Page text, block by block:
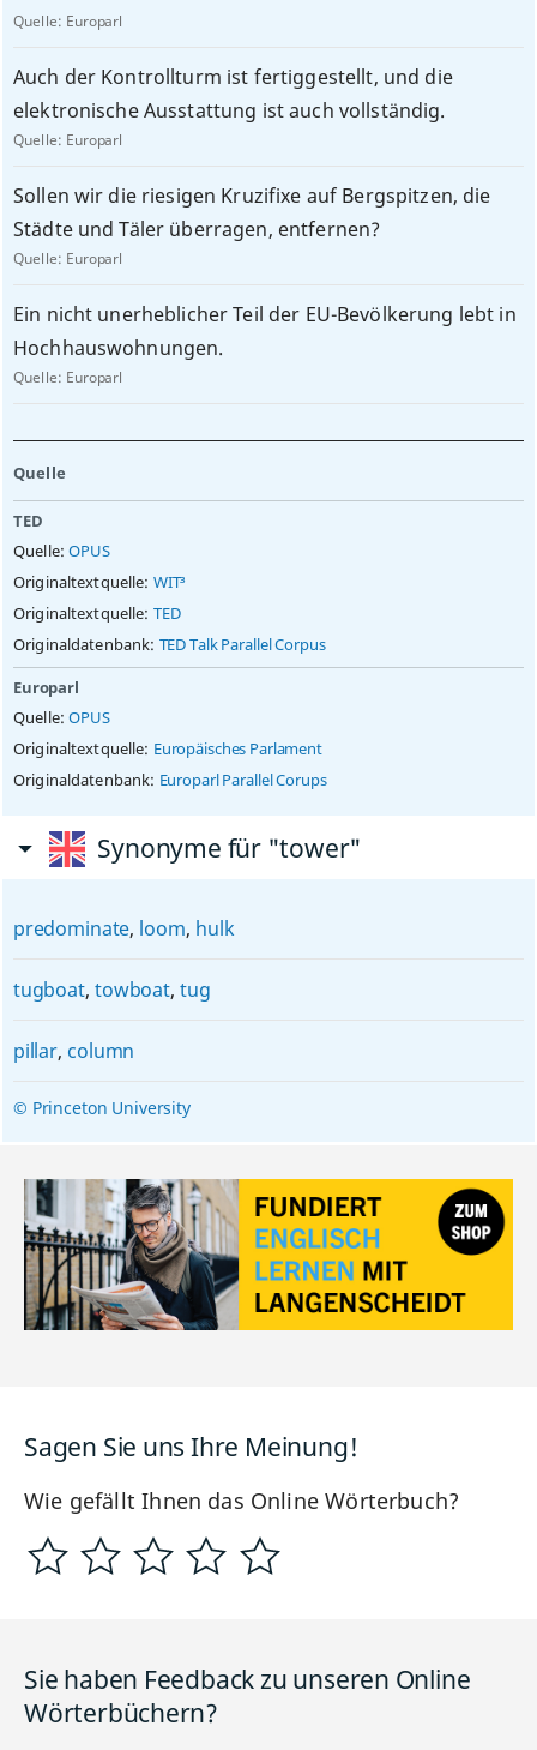
Quelle: Europarl
Auch der Kontrollturm ist fertiggestellt, und die
elektronische Ausstattung ist auch vollständig.
Quelle: Europarl
Sollen wir die riesigen Kruzifixe auf Bergspitzen, die
Städte und Täler überragen, entfernen?
Quelle: Europarl
Ein nicht unerheblicher Teil der EU-Bevölkerung lebt in
Hochhauswohnungen.
Quelle: Europarl
Quelle
TED
Quelle:OPUS
Originaltextquelle: WIT³
Originaltextquelle: TED
Originaldatenbank: TED Talk Parallel Corpus
Europarl
Quelle:OPUS
Originaltextquelle: Europäisches Parlament
Originaldatenbank: Europarl Parallel Corups
Synonyme für "tower"
predominate, loom, hulk
tugboat,towboat,tug
pillar, column
© Princeton University
Sagen Sie uns Ihre Meinung!
Wie gefällt Ihnen das Online Wörterbuch?
Sie haben Feedback zu unseren Online
Wörterbüchern?